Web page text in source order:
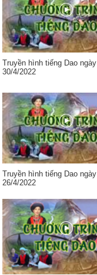
Truyền hình tiếng Dao ngày
30/4/2022
Truyền hình tiếng Dao ngày
26/4/2022